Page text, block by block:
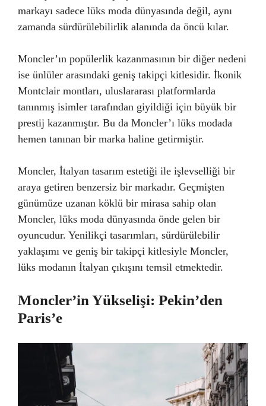
markayı sadece lüks moda dünyasında değil, aynı
zamanda sürdürülebilirlik alanında da öncü kılar.
Moncler’ın popülerlik kazanmasının bir diğer nedeni
ise ünlüler arasındaki geniş takipçi kitlesidir. İkonik
Montclair montları, uluslararası platformlarda
tanınmış isimler tarafından giyildiği için büyük bir
prestij kazanmıştır. Bu da Moncler’ı lüks modada
hemen tanınan bir marka haline getirmiştir.
Moncler, İtalyan tasarım estetiği ile işlevselliği bir
araya getiren benzersiz bir markadır. Geçmişten
günümüze uzanan köklü bir mirasa sahip olan
Moncler, lüks moda dünyasında önde gelen bir
oyuncudur. Yenilikçi tasarımları, sürdürülebilir
yaklaşımı ve geniş bir takipçi kitlesiyle Moncler,
lüks modanın İtalyan çıkışını temsil etmektedir.
Moncler’in Yükselişi: Pekin’den
Paris’e